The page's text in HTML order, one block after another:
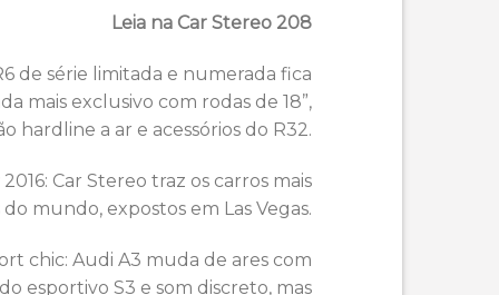
Leia na Car Stereo 208
de série limitada e numerada fica
mais exclusivo com rodas de 18”,
hardline a ar e acessórios do R32.
Car Stereo traz os carros mais
do mundo, expostos em Las Vegas.
chic: Audi A3 muda de ares com
esportivo S3 e som discreto, mas